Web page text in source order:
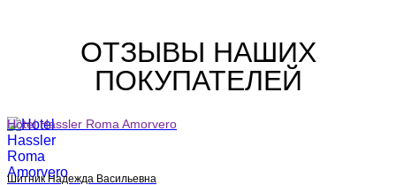
Купить Hotel Hassler Roma легко и
Купить парфюмерию Hotel Hassler Roma (Отель Хасслер
Рома) Вы можете в нашем интернет магазине в Киеве,
Одессе и по всей Украине. В наличии есть все
представленные ароматы Hotel Hassler Roma -
Только оригинальная парфюмерия и косметика Hotel
ОТЗЫВЫ НАШИХ
ПОКУПАТЕЛЕЙ
Hotel Hassler Roma Amorvero
Шитник Надежда Васильевна